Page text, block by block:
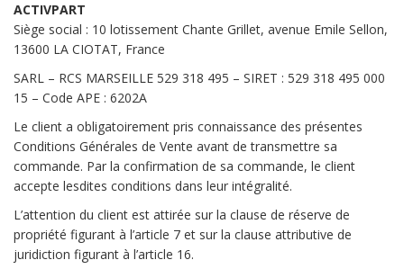
ACTIVPART
Siège social : 10 lotissement Chante Grillet, avenue Emile Sellon,
13600 LA CIOTAT, France
SARL – RCS MARSEILLE 529 318 495 – SIRET : 529 318 495 000
15 – Code APE : 6202A
Le client a obligatoirement pris connaissance des présentes
Conditions Générales de Vente avant de transmettre sa
commande. Par la confirmation de sa commande, le client
accepte lesdites conditions dans leur intégralité.
L’attention du client est attirée sur la clause de réserve de
propriété figurant à l’article 7 et sur la clause attributive de
juridiction figurant à l’article 16.